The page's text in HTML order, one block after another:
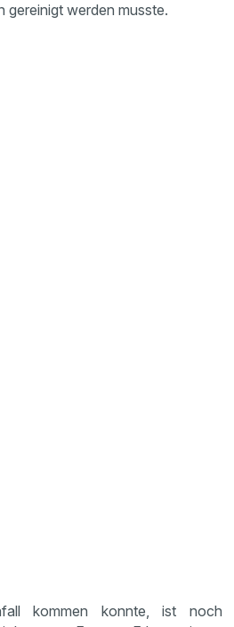
gereinigt werden musste.
kommen konnte, ist noch